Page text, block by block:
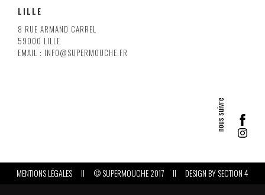
LILLE
8 RUE ARMAND CARREL
59000 LILLE
EMAIL : INFO@SUPERMOUCHE.FR
MENTIONS LÉGALES II © SUPERMOUCHE 2017 II DESIGN BYSECTION 4